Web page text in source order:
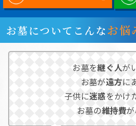
お墓についてこんなお悩
お墓を継ぐ人が
お墓が遠方に
子供に迷惑をかけ
お墓の維持費